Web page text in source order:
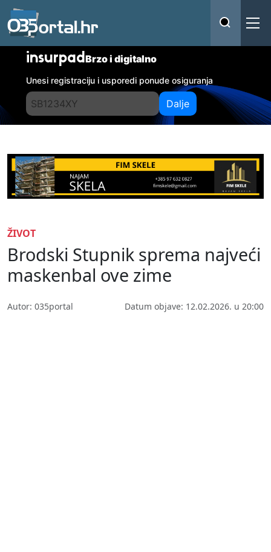
insurpadBrzo i digitalno
Unesi registraciju i usporedi ponude osiguranja
Dalje
ŽIVOT
Brodski Stupnik sprema najveći
maskenbal ove zime
Autor: 035portal Datum objave: 12.02.2026. u 20:00